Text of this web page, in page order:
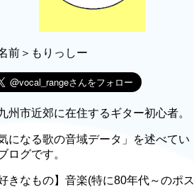
前＞もりっしー
州市近郊に在住するギター初心者。
気になる歌の音域データ」を述べてい
ログです。
好きなもの】音楽(特に80年代～のポス